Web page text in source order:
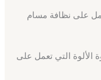
على نظافة مسام
الألوة التي تعمل على